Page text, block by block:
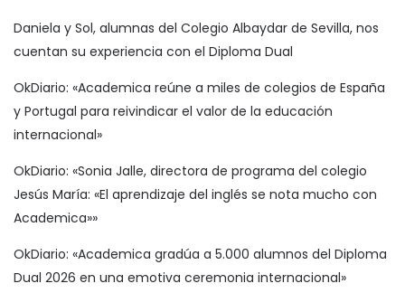
Daniela y Sol, alumnas del Colegio Albaydar de Sevilla, nos
cuentan su experiencia con el Diploma Dual
OkDiario: «Academica reúne a miles de colegios de España
y Portugal para reivindicar el valor de la educación
internacional»
OkDiario: «Sonia Jalle, directora de programa del colegio
Jesús María: «El aprendizaje del inglés se nota mucho con
Academica»»
OkDiario: «Academica gradúa a 5.000 alumnos del Diploma
Dual 2026 en una emotiva ceremonia internacional»